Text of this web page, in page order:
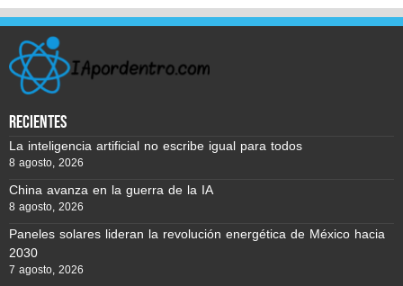
recientes
La inteligencia artificial no escribe igual para todos
8 agosto, 2026
China avanza en la guerra de la IA
8 agosto, 2026
Paneles solares lideran la revolución energética de México hacia
2030
7 agosto, 2026